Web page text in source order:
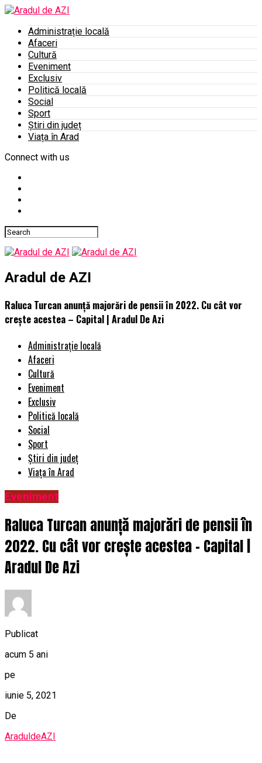
Administrație locală
Afaceri
Cultură
Eveniment
Exclusiv
Politică locală
Social
Sport
Știri din județ
Viața în Arad
Connect with us
Aradul de AZI
Raluca Turcan anunță majorări de pensii în 2022. Cu cât vor
crește acestea – Capital | Aradul De Azi
Administrație locală
Afaceri
Cultură
Eveniment
Exclusiv
Politică locală
Social
Sport
Știri din județ
Viața în Arad
Eveniment
Raluca Turcan anunță majorări de pensii în
2022. Cu cât vor crește acestea – Capital |
Aradul De Azi
Publicat
acum 5 ani
pe
iunie 5, 2021
De
AraduldeAZI